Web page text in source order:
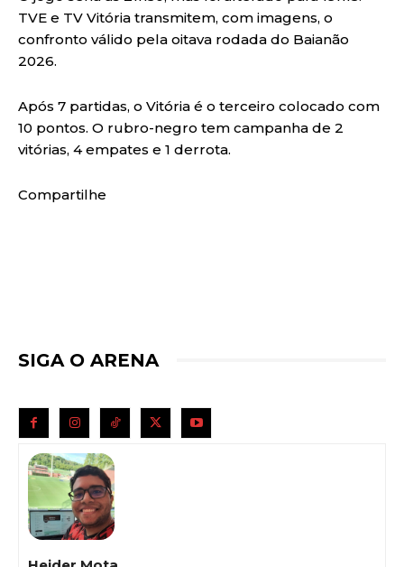
TVE e TV Vitória transmitem, com imagens, o
confronto válido pela oitava rodada do Baianão
2026.
Após 7 partidas, o Vitória é o terceiro colocado com
10 pontos. O rubro-negro tem campanha de 2
vitórias, 4 empates e 1 derrota.
Compartilhe
SIGA O ARENA